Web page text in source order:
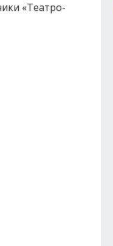
«Театро-